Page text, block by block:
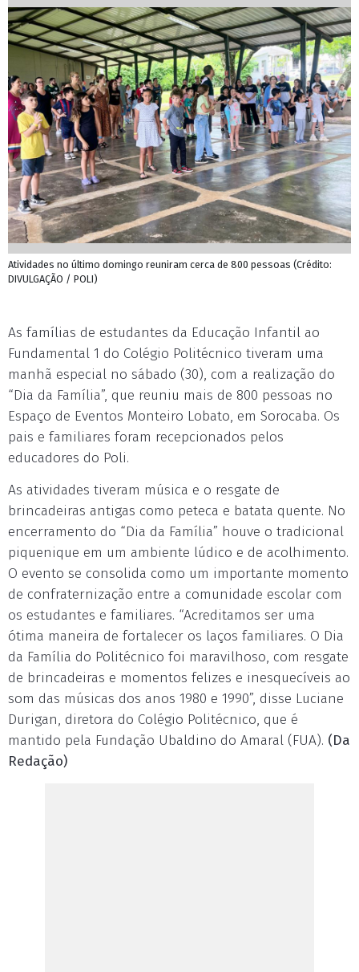
Atividades no último domingo reuniram cerca de 800 pessoas (Crédito:
DIVULGAÇÃO / POLI)
As famílias de estudantes da Educação Infantil ao
Fundamental 1 do Colégio Politécnico tiveram uma
manhã especial no sábado (30), com a realização do
“Dia da Família”, que reuniu mais de 800 pessoas no
Espaço de Eventos Monteiro Lobato, em Sorocaba. Os
pais e familiares foram recepcionados pelos
educadores do Poli.
As atividades tiveram música e o resgate de
brincadeiras antigas como peteca e batata quente. No
encerramento do “Dia da Família” houve o tradicional
piquenique em um ambiente lúdico e de acolhimento.
O evento se consolida como um importante momento
de confraternização entre a comunidade escolar com
os estudantes e familiares. “Acreditamos ser uma
ótima maneira de fortalecer os laços familiares. O Dia
da Família do Politécnico foi maravilhoso, com resgate
de brincadeiras e momentos felizes e inesquecíveis ao
som das músicas dos anos 1980 e 1990”, disse Luciane
Durigan, diretora do Colégio Politécnico, que é
mantido pela Fundação Ubaldino do Amaral (FUA). (Da
Redação)